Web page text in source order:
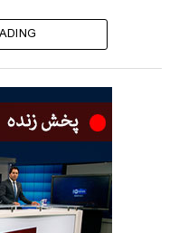
در مراسم آغاز کار این
ریاست‌الوزرا و شماری از
داشتند.
پروژه سمنت هرات از
که مردم این ولایت سال‌ها در
آن بوده‌اند.
این پروژه
زنده‌جان موقعیت دارد.